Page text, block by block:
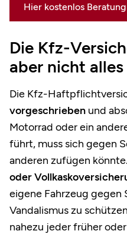
Hier kostenlos
Die Kfz-
aber nicht alles
Die Kfz-
vorgeschrieben und
Motorrad oder ein
führt, muss sich gegen
anderen zufügen
oder
eigene Fahrzeug gegen
Vandalismus zu
nahezu jeder früher